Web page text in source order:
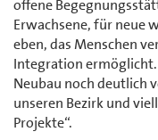
offene
Erwachsene, für neue
eben, das Menschen
Integration
Neubau noch deutlich
unseren Bezirk und
Projekte“.